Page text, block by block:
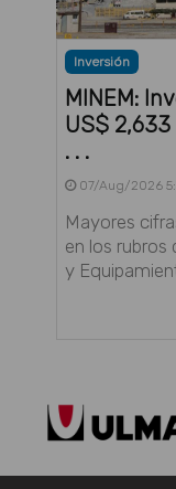
Inversión
MINEM:
US$
. . .
07/Aug/2026
Mayores
en los rubros
y